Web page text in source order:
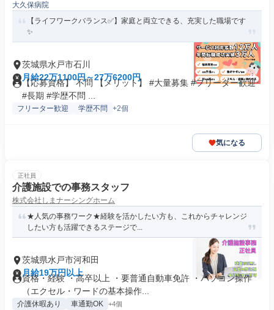
大久保病院
【ライフワークバランス✅️】家庭と両立できる、充実した職場です
✨
茨城県水戸市石川
月給22万1100円～27万6200円
【応募資格】 不問 【メリット】 #大量募集 #フリーター歓迎
#長期 #学歴不問 ...
フリーター歓迎 学歴不問 +2個
気になる
正社員
介護施設での事務スタッフ
株式会社しまナーシングホーム
★人気の事務ワーク★経験を活かしたい方も、これからチャレンジ
したい方も活躍できるステージで...
茨城県水戸市河和田
月給19万円以上
資格・経験 ・高卒以上 ・要普通自動車免許 ・パソコン操作
（エクセル・ワードの基本操作...
介護休暇あり 車通勤OK +4個